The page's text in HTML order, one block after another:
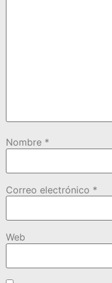
Nombre *
Correo electrónico *
Web